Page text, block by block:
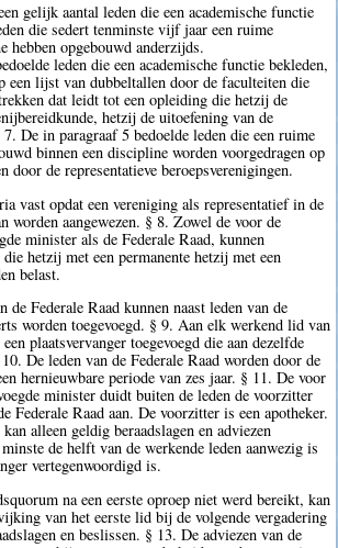
gelijk aantal leden die een academische functie
die sedert tenminste vijf jaar een ruime
hebben opgebouwd anderzijds.
leden die een academische functie bekleden,
een lijst van dubbeltallen door de faculteiten die
dat leidt tot een opleiding die hetzij de
hetzij de uitoefening van de
7. De in paragraaf 5 bedoelde leden die een ruime
binnen een discipline worden voorgedragen op
door de representatieve beroepsverenigingen.
vast opdat een vereniging als representatief in de
worden aangewezen. § 8. Zowel de voor de
minister als de Federale Raad, kunnen
hetzij met een permanente hetzij met een
belast.
de Federale Raad kunnen naast leden van de
worden toegevoegd. § 9. Aan elk werkend lid van
plaatsvervanger toegevoegd die aan dezelfde
De leden van de Federale Raad worden door de
hernieuwbare periode van zes jaar. § 11. De voor
minister duidt buiten de leden de voorzitter
Federale Raad aan. De voorzitter is een apotheker.
alleen geldig beraadslagen en adviezen
de helft van de werkende leden aanwezig is
vertegenwoordigd is.
na een eerste oproep niet werd bereikt, kan
van het eerste lid bij de volgende vergadering
en beslissen. § 13. De adviezen van de